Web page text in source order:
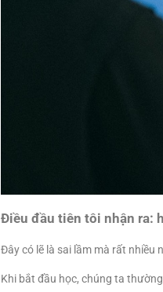
Điều đầu tiên tôi nhận ra:
Đây có lẽ là sai lầm mà rất nhiều
Khi bắt đầu học, chúng ta